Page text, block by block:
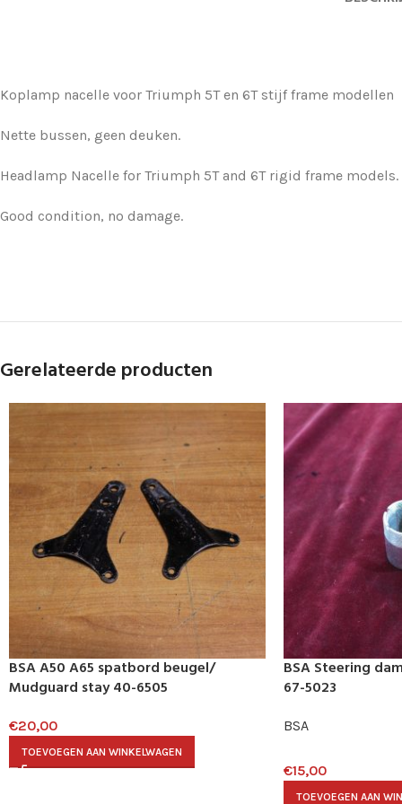
Koplamp nacelle voor Triumph 5T en 6T stijf frame modellen
Nette bussen, geen deuken.
Headlamp Nacelle for Triumph 5T and 6T rigid frame models.
Good condition, no damage.
Gerelateerde producten
BSA A50 A65 spatbord beugel/
Mudguard stay 40-6505
€20,00
TOEVOEGEN AAN WINKELWAGEN
BSA Steering
67-5023
BSA
€15,00
TOEVOEGEN AAN